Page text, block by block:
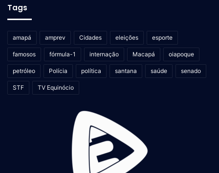
Tags
amapá amprev Cidades eleições esporte
famosos fórmula-1 internação Macapá oiapoque
petróleo Polícia política santana saúde senado
STF TV Equinócio